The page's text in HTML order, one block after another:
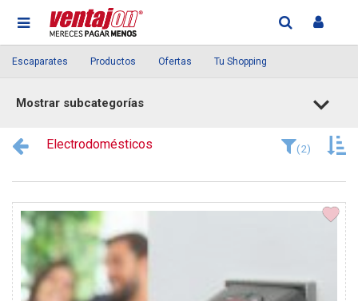
Escaparates Productos Ofertas Tu Shopping
Mostrar subcategorías
Electrodomésticos (2)